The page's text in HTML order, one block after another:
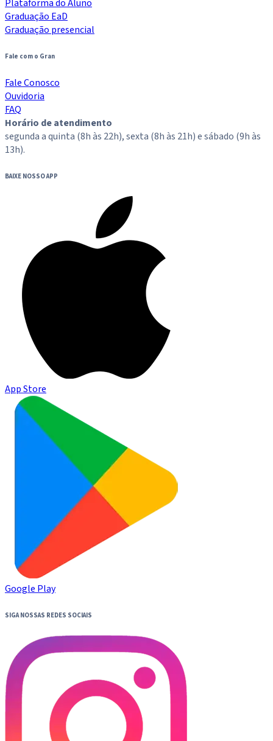
Plataforma do Aluno
Graduação EaD
Graduação presencial
Fale com o Gran
Fale Conosco
Ouvidoria
FAQ
Horário de atendimento
segunda a quinta (8h às 22h), sexta (8h às 21h) e sábado (9h às
13h).
BAIXE NOSSO APP
App Store
Google Play
SIGA NOSSAS REDES SOCIAIS